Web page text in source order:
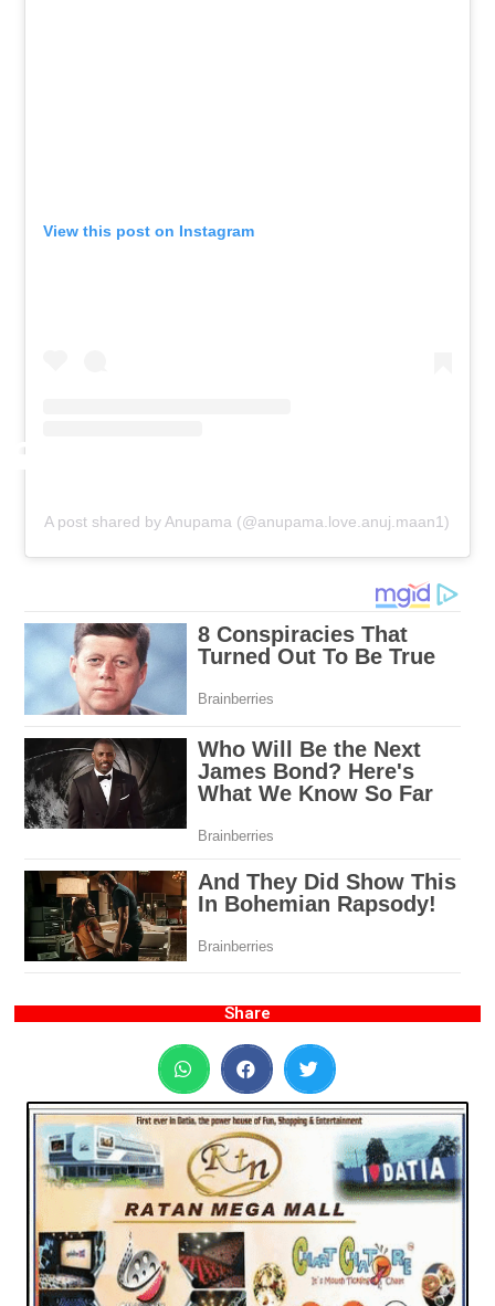
View this post on Instagram
A post shared by Anupama (@anupama.love.anuj.maan1)
Share